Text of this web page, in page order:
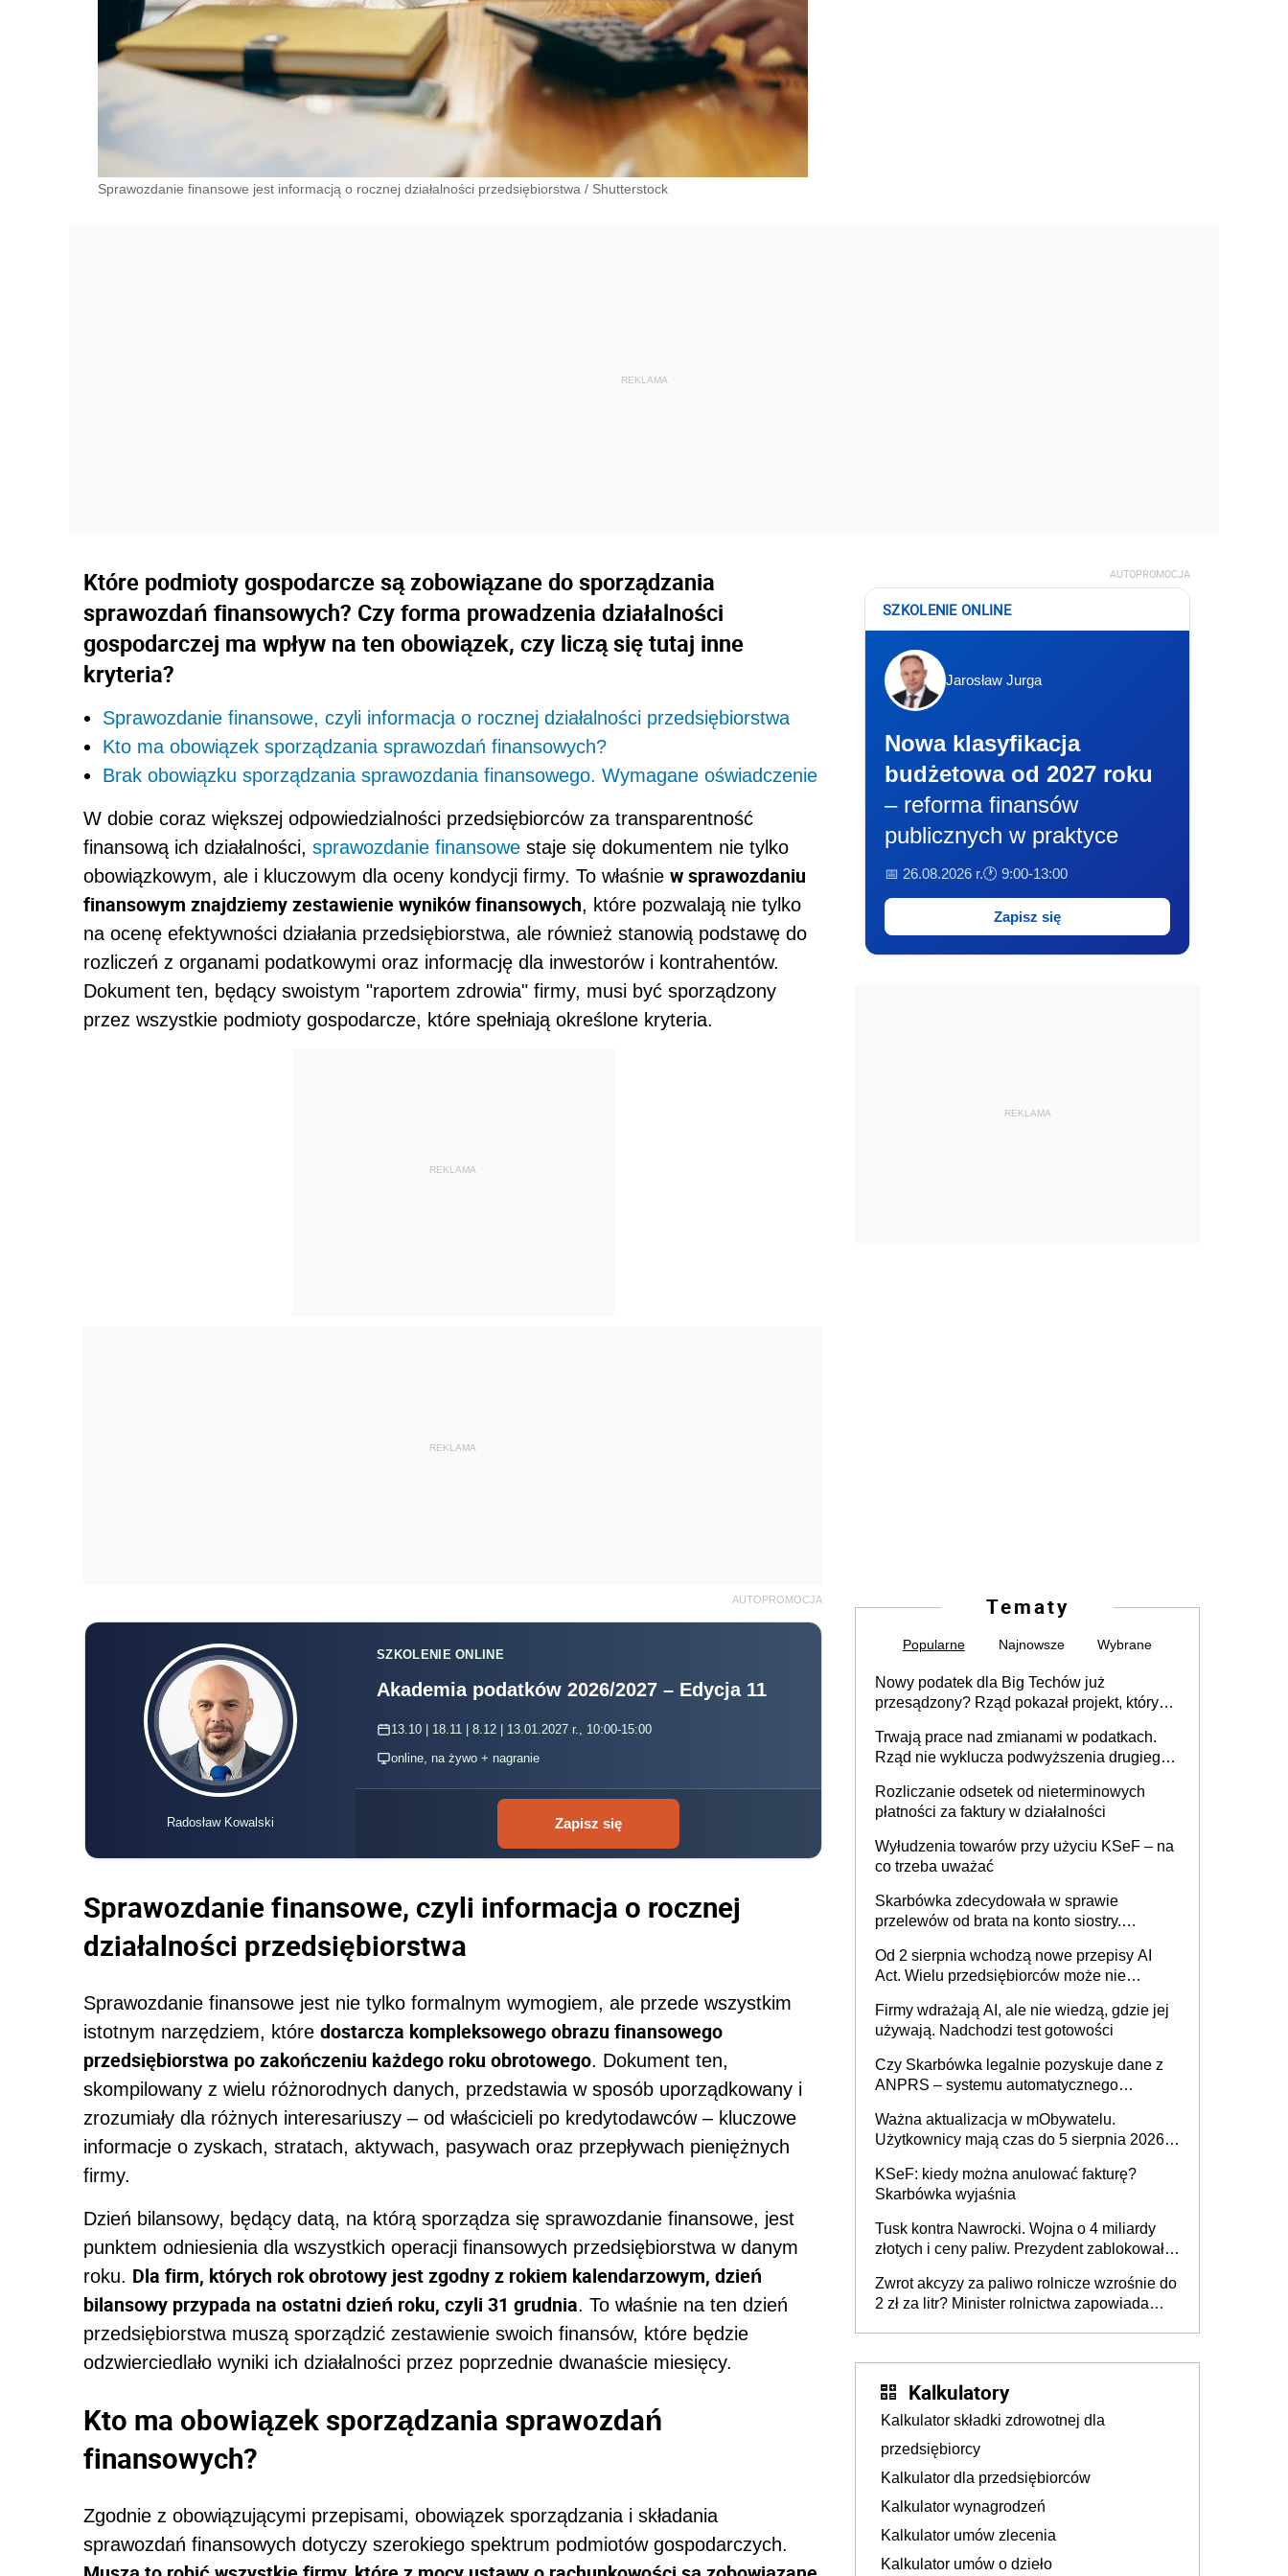
Sprawozdanie finansowe jest informacją o rocznej działalności przedsiębiorstwa / Shutterstock
Które podmioty gospodarcze są zobowiązane do sporządzania
sprawozdań finansowych? Czy forma prowadzenia działalności
gospodarczej ma wpływ na ten obowiązek, czy liczą się tutaj inne
kryteria?
Sprawozdanie finansowe, czyli informacja o rocznej działalności przedsiębiorstwa
Kto ma obowiązek sporządzania sprawozdań finansowych?
Brak obowiązku sporządzania sprawozdania finansowego. Wymagane oświadczenie
W dobie coraz większej odpowiedzialności przedsiębiorców za transparentność
finansową ich działalności, sprawozdanie finansowe staje się dokumentem nie tylko
obowiązkowym, ale i kluczowym dla oceny kondycji firmy. To właśnie w sprawozdaniu
finansowym znajdziemy zestawienie wyników finansowych, które pozwalają nie tylko
na ocenę efektywności działania przedsiębiorstwa, ale również stanowią podstawę do
rozliczeń z organami podatkowymi oraz informację dla inwestorów i kontrahentów.
Dokument ten, będący swoistym "raportem zdrowia" firmy, musi być sporządzony
przez wszystkie podmioty gospodarcze, które spełniają określone kryteria.
REKLAMA
REKLAMA
AUTOPROMOCJA
Radosław Kowalski
SZKOLENIE ONLINE
Akademia podatków 2026/2027 – Edycja 11
13.10 | 18.11 | 8.12 | 13.01.2027 r., 10:00-15:00
online, na żywo + nagranie
Zapisz się
Sprawozdanie finansowe, czyli informacja o rocznej
działalności przedsiębiorstwa
Sprawozdanie finansowe jest nie tylko formalnym wymogiem, ale przede wszystkim
istotnym narzędziem, które dostarcza kompleksowego obrazu finansowego
przedsiębiorstwa po zakończeniu każdego roku obrotowego. Dokument ten,
skompilowany z wielu różnorodnych danych, przedstawia w sposób uporządkowany i
zrozumiały dla różnych interesariuszy – od właścicieli po kredytodawców – kluczowe
informacje o zyskach, stratach, aktywach, pasywach oraz przepływach pieniężnych
firmy.
Dzień bilansowy, będący datą, na którą sporządza się sprawozdanie finansowe, jest
punktem odniesienia dla wszystkich operacji finansowych przedsiębiorstwa w danym
roku. Dla firm, których rok obrotowy jest zgodny z rokiem kalendarzowym, dzień
bilansowy przypada na ostatni dzień roku, czyli 31 grudnia. To właśnie na ten dzień
przedsiębiorstwa muszą sporządzić zestawienie swoich finansów, które będzie
odzwierciedlało wyniki ich działalności przez poprzednie dwanaście miesięcy.
Kto ma obowiązek sporządzania sprawozdań
finansowych?
Zgodnie z obowiązującymi przepisami, obowiązek sporządzania i składania
sprawozdań finansowych dotyczy szerokiego spektrum podmiotów gospodarczych.
AUTOPROMOCJA
SZKOLENIE ONLINE
Jarosław Jurga
Nowa klasyfikacja
budżetowa od 2027 roku
– reforma finansów
publicznych w praktyce
📅 26.08.2026 r.🕐 9:00-13:00
Zapisz się
REKLAMA
Tematy
Popularne Najnowsze Wybrane
Nowy podatek dla Big Techów już
przesądzony? Rząd pokazał projekt, który
Trwają prace nad zmianami w podatkach.
Rząd nie wyklucza podwyższenia drugiego
Rozliczanie odsetek od nieterminowych
płatności za faktury w działalności
Wyłudzenia towarów przy użyciu KSeF – na
co trzeba uważać
Skarbówka zdecydowała w sprawie
przelewów od brata na konto siostry.
darowizna, ale podatku jednak nie będzie
Od 2 sierpnia wchodzą nowe przepisy AI
Act. Wielu przedsiębiorców może nie
Firmy wdrażają AI, ale nie wiedzą, gdzie jej
używają. Nadchodzi test gotowości
Czy Skarbówka legalnie pozyskuje dane z
ANPRS – systemu automatycznego
pojazdów z kamer drogowych?
Ważna aktualizacja w mObywatelu.
Użytkownicy mają czas do 5 sierpnia 2026
KSeF: kiedy można anulować fakturę?
Skarbówka wyjaśnia
Tusk kontra Nawrocki. Wojna o 4 miliardy
złotych i ceny paliw. Prezydent zablokował
wymierzonym we wszystkich polskich
kierowców”
Zwrot akcyzy za paliwo rolnicze wzrośnie do
2 zł za litr? Minister rolnictwa zapowiada
Kalkulatory
Kalkulator składki zdrowotnej dla
przedsiębiorcy
Kalkulator dla przedsiębiorców
Kalkulator wynagrodzeń
Kalkulator umów zlecenia
Kalkulator umów o dzieło